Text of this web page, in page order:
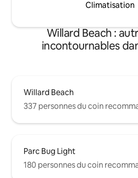
Climatisation
Willard Beach :
incontournables
Willard Beach
337 personnes du coin
Parc Bug Light
180 personnes du coin